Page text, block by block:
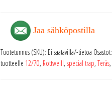
Jaa sähköpostilla
Tuotetunnus (SKU): Ei saatavilla/-tietoa Osastot:
tuotteelle 12/70, Rottweill, special trap, Teräs,